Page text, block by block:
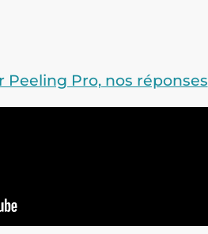
Peeling Pro, nos réponses